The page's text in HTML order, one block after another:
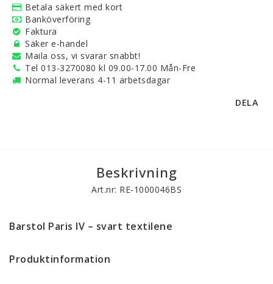
Betala säkert med kort
Banköverföring
Faktura
Säker e-handel
Maila oss, vi svarar snabbt!
Tel 013-3270080 kl 09.00-17.00 Mån-Fre
Normal leverans 4-11 arbetsdagar
DELA
Beskrivning
Art.nr: RE-1000046BS
Barstol Paris IV – svart textilene
Produktinformation